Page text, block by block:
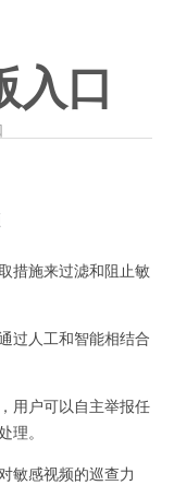
入口
施来过滤和阻止敏
人工和智能相结合
户可以自主举报任
理。
感视频的巡查力